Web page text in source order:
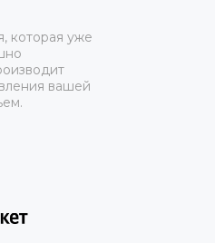
которая уже
вашей